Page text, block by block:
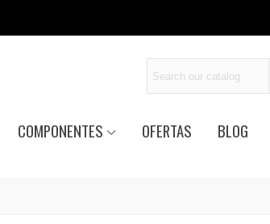
COMPONENTES OFERTAS
BLOG